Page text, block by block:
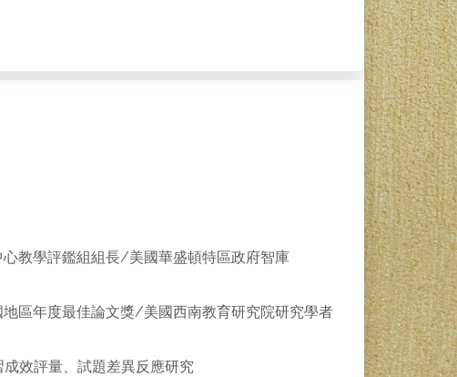
教學評鑑組組長/美國華盛頓特區政府智庫
區年度最佳論文獎/美國西南教育研究院研究學者
效評量、試題差異反應研究